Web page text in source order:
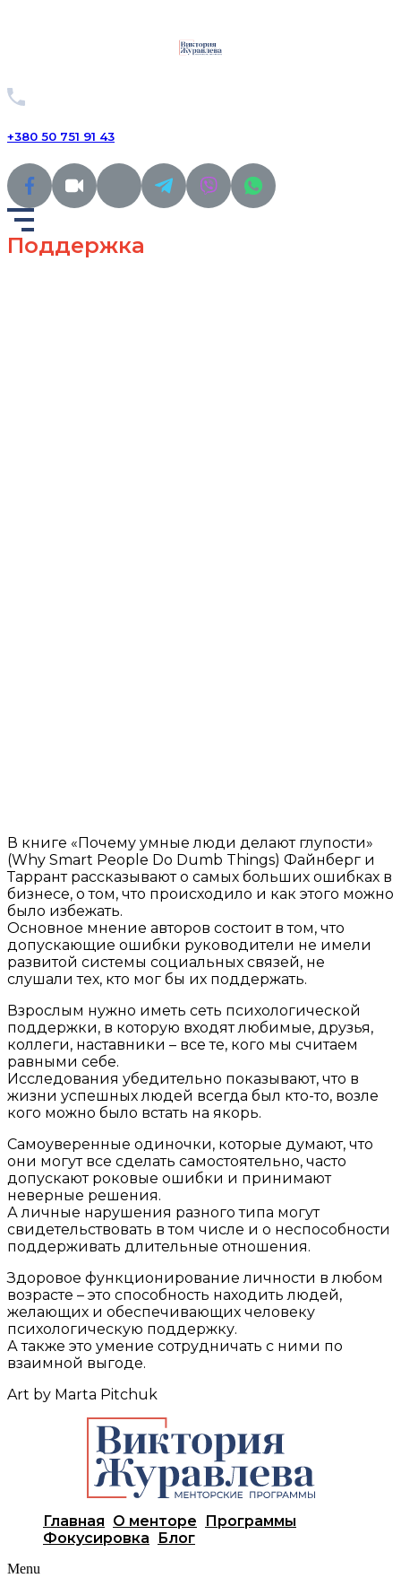
+380 50 751 91 43
Поддержка
В книге «Почему умные люди делают глупости»
(Why Smart People Do Dumb Things) Файнберг и
Таррант рассказывают о самых больших ошибках в
бизнесе, о том, что происходило и как этого можно
было избежать.
Основное мнение авторов состоит в том, что
допускающие ошибки руководители не имели
развитой системы социальных связей, не
слушали тех, кто мог бы их поддержать.
Взрослым нужно иметь сеть психологической
поддержки, в которую входят любимые, друзья,
коллеги, наставники – все те, кого мы считаем
равными себе.
Исследования убедительно показывают, что в
жизни успешных людей всегда был кто-то, возле
кого можно было встать на якорь.
Самоуверенные одиночки, которые думают, что
они могут все сделать самостоятельно, часто
допускают роковые ошибки и принимают
неверные решения.
А личные нарушения разного типа могут
свидетельствовать в том числе и о неспособности
поддерживать длительные отношения.
Здоровое функционирование личности в любом
возрасте – это способность находить людей,
желающих и обеспечивающих человеку
психологическую поддержку.
А также это умение сотрудничать с ними по
взаимной выгоде.
Art by Marta Pitchuk
Главная О менторе
Программы
Фокусировка
Блог
Menu